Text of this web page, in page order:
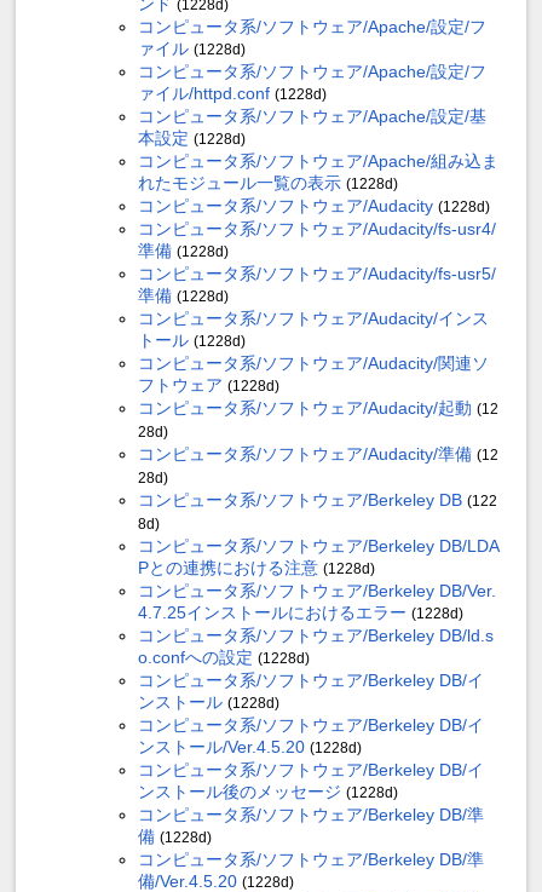
(1228d)
コンピュータ系/ソフトウェア/Apache/設定/フ
ァイル (1228d)
コンピュータ系/ソフトウェア/Apache/設定/フ
ァイル/httpd.conf (1228d)
コンピュータ系/ソフトウェア/Apache/設定/基
本設定 (1228d)
コンピュータ系/ソフトウェア/Apache/組み込ま
れたモジュール一覧の表示 (1228d)
コンピュータ系/ソフトウェア/Audacity (1228d)
コンピュータ系/ソフトウェア/Audacity/fs-usr4/
準備 (1228d)
コンピュータ系/ソフトウェア/Audacity/fs-usr5/
準備 (1228d)
コンピュータ系/ソフトウェア/Audacity/インス
トール (1228d)
コンピュータ系/ソフトウェア/Audacity/関連ソ
フトウェア (1228d)
コンピュータ系/ソフトウェア/Audacity/起動 (12
28d)
コンピュータ系/ソフトウェア/Audacity/準備 (12
28d)
コンピュータ系/ソフトウェア/Berkeley DB (122
8d)
コンピュータ系/ソフトウェア/Berkeley DB/LDA
Pとの連携における注意 (1228d)
コンピュータ系/ソフトウェア/Berkeley DB/Ver.
4.7.25インストールにおけるエラー (1228d)
コンピュータ系/ソフトウェア/Berkeley DB/ld.s
o.confへの設定 (1228d)
コンピュータ系/ソフトウェア/Berkeley DB/イ
ンストール (1228d)
コンピュータ系/ソフトウェア/Berkeley DB/イ
ンストール/Ver.4.5.20 (1228d)
コンピュータ系/ソフトウェア/Berkeley DB/イ
ンストール後のメッセージ (1228d)
コンピュータ系/ソフトウェア/Berkeley DB/準
備 (1228d)
コンピュータ系/ソフトウェア/Berkeley DB/準
備/Ver.4.5.20 (1228d)